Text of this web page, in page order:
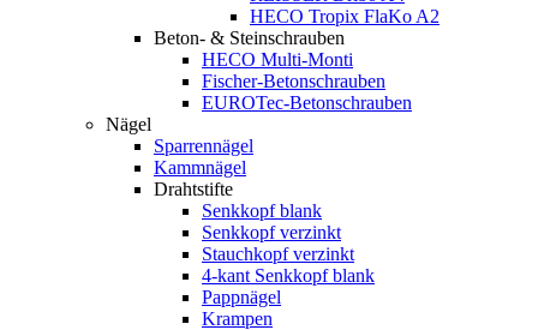
HECO Tropix FlaKo A2
Beton- & Steinschrauben
HECO Multi-Monti
Fischer-Betonschrauben
EUROTec-Betonschrauben
Nägel
Sparrennägel
Kammnägel
Drahtstifte
Senkkopf blank
Senkkopf verzinkt
Stauchkopf verzinkt
4-kant Senkkopf blank
Pappnägel
Krampen